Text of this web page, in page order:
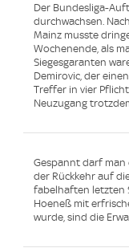
Der Bundesliga-
durchwachsen.
Mainz musste
Wochenende, als
Siegesgaranten
Demirovic, der
Treffer in vier
Neuzugang
Gespannt darf man
der Rückkehr auf
fabelhaften letzten
Hoeneß mit
wurde, sind die